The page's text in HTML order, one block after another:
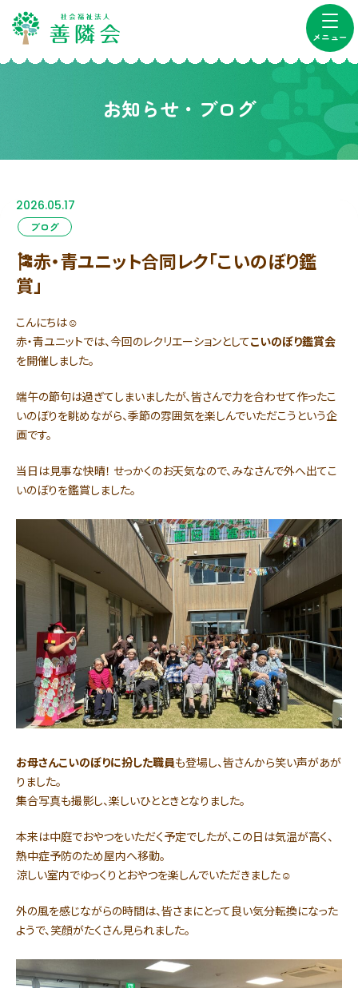
メニュー
お知らせ・ブログ
2026.05.17
ブログ
🎏赤・青ユニット合同レク「こいのぼり鑑
賞」
こんにちは☺
赤・青ユニットでは、今回のレクリエーションとしてこいのぼり鑑賞会
を開催しました。
端午の節句は過ぎてしまいましたが、皆さんで力を合わせて作ったこ
いのぼりを眺めながら、季節の雰囲気を楽しんでいただこうという企
画です。
当日は見事な快晴！ せっかくのお天気なので、みなさんで外へ出てこ
いのぼりを鑑賞しました。
お母さんこいのぼりに扮した職員も登場し、皆さんから笑い声があが
りました。
集合写真も撮影し、楽しいひとときとなりました。
本来は中庭でおやつをいただく予定でしたが、この日は気温が高く、
熱中症予防のため屋内へ移動。
涼しい室内でゆっくりとおやつを楽しんでいただきました☺
外の風を感じながらの時間は、皆さまにとって良い気分転換になった
ようで、笑顔がたくさん見られました。